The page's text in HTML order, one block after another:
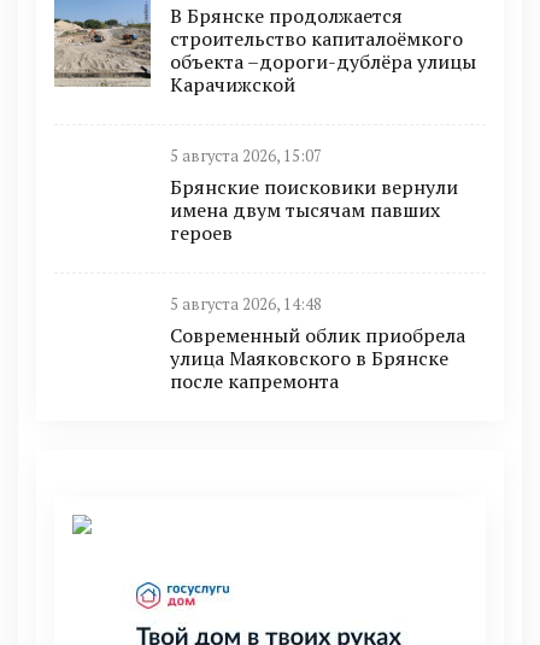
В Брянске продолжается
строительство капиталоёмкого
объекта –дороги-дублёра улицы
Карачижской
5 августа 2026, 15:07
Брянские поисковики вернули
имена двум тысячам павших
героев
5 августа 2026, 14:48
Современный облик приобрела
улица Маяковского в Брянске
после капремонта